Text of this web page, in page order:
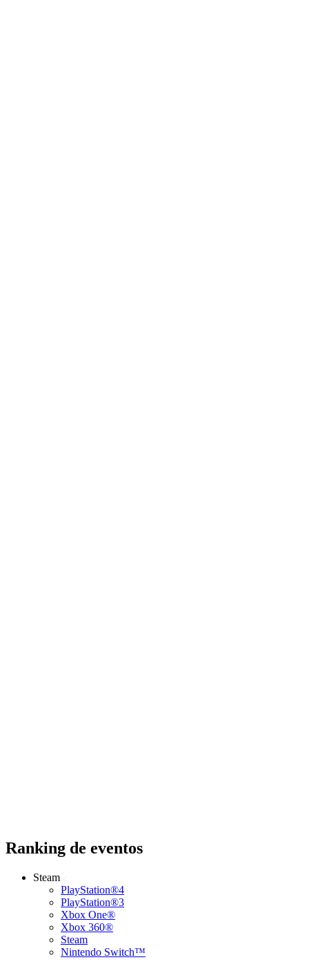
Ranking de eventos
Steam
PlayStation®4
PlayStation®3
Xbox One®
Xbox 360®
Steam
Nintendo Switch™